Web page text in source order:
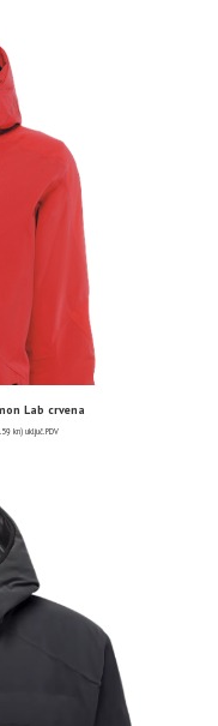
Lab crvena
kn) uključ. PDV